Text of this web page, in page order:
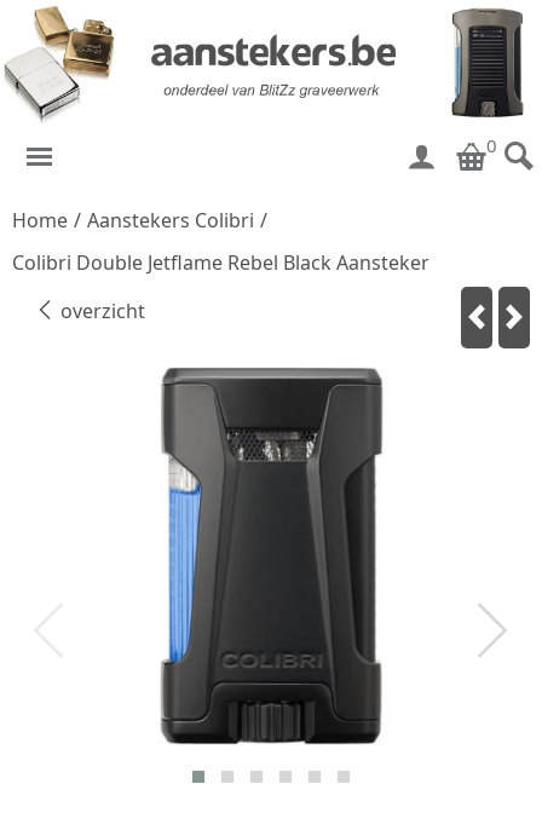
0
Home / Aanstekers Colibri /
Colibri Double Jetflame Rebel Black Aansteker
overzicht